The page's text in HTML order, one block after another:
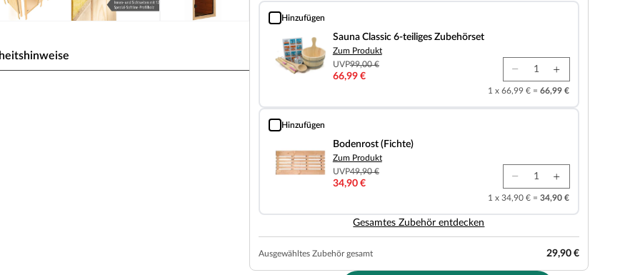
Hinzufügen
Sauna Classic 6-teiliges Zubehörset
Sauna Classic 6-teiliges Zubehörset
Zum Produkt
UVP99,00 €
66,99 €
1 x 66,99 € = 66,99 €
Hinzufügen
Bodenrost (Fichte)
Bodenrost (Fichte)
Zum Produkt
UVP49,90 €
34,90 €
1 x 34,90 € = 34,90 €
Gesamtes Zubehör entdecken
Ausgewähltes Zubehör gesamt 29,90 €